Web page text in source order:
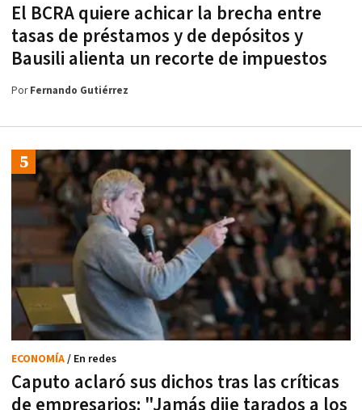
El BCRA quiere achicar la brecha entre
tasas de préstamos y de depósitos y
Bausili alienta un recorte de impuestos
PorFernando Gutiérrez
Caputo aclaró sus dichos tras las críticas
ECONOMÍA/ En redes